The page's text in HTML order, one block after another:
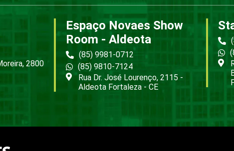
2800
Espaço Novaes Show
Room - Aldeota
(85) 9981-0712
(85) 9810-7124
Rua Dr. José Lourenço, 2115 -
Aldeota Fortaleza - CE